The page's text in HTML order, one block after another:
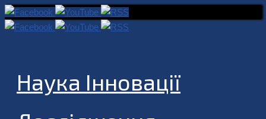
Наука Інновації